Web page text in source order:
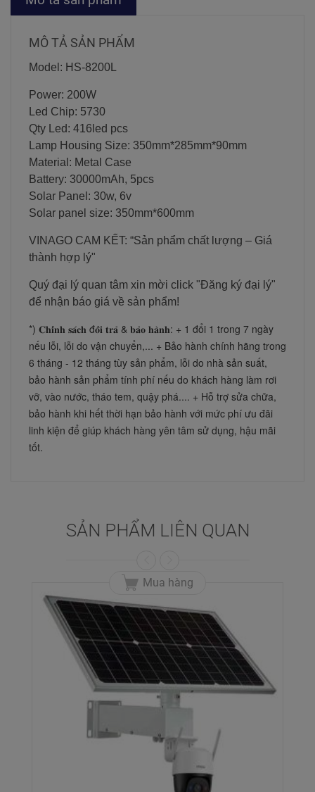
MÔ TẢ SẢN PHẨM
Model: HS-8200L
Power: 200W
Led Chip: 5730
Qty Led: 416led pcs
Lamp Housing Size: 350mm*285mm*90mm
Material: Metal Case
Battery: 30000mAh, 5pcs
Solar Panel: 30w, 6v
Solar panel size: 350mm*600mm
VINAGO CAM KẾT: “Sản phẩm chất lượng – Giá
thành hợp lý"
Quý đại lý quan tâm xin mời click "Đăng ký đại lý"
để nhận báo giá về sản phẩm!
*) 𝐂𝐡𝐢́𝐧𝐡 𝐬𝐚́𝐜𝐡 đ𝐨̂̉𝐢 𝐭𝐫𝐚̉ & 𝐛𝐚̉𝐨 𝐡𝐚̀𝐧𝐡: + 1 đổi 1 trong 7 ngày
nếu lỗi, lỗi do vận chuyển,... + Bảo hành chính hãng trong
6 tháng - 12 tháng tùy sản phẩm, lỗi do nhà sản suất,
bảo hành sản phẩm tính phí nếu do khách hàng làm rơi
vỡ, vào nước, tháo tem, quậy phá.... + Hỗ trợ sửa chữa,
bảo hành khi hết thời hạn bảo hành với mức phí ưu đãi
linh kiện để giúp khách hàng yên tâm sử dụng, hậu mãi
tốt.
SẢN PHẨM LIÊN QUAN
Mua hàng